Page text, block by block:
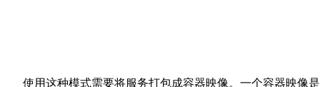
使用这种模式需要将服务打包成容器映像。一个容器映像